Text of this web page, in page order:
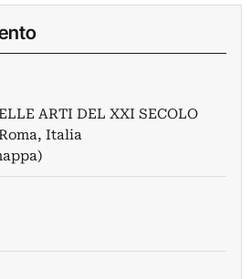
ARTI DEL XXI SECOLO
Italia